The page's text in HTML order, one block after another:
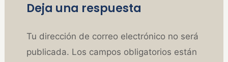
Deja una respuesta
Tu dirección de correo electrónico no será
publicada. Los campos obligatorios están